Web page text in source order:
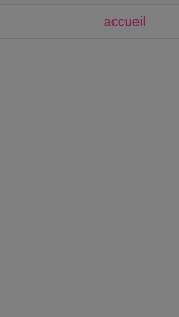
accueil